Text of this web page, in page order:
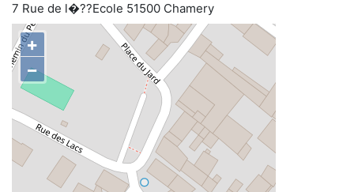
7 Rue de l�??Ecole 51500 Chamery
+
−